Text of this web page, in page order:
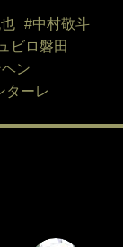
#中村敬斗
ビロ磐田
ン
ターレ